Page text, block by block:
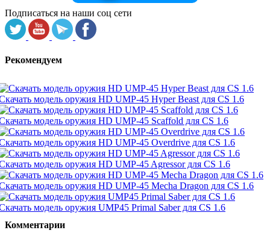
Подписаться на наши соц сети
Рекомендуем
модель оружия HD UMP-45 Hyper Beast для CS 1.6
модель оружия HD UMP-45 Scaffold для CS 1.6
модель оружия HD UMP-45 Overdrive для CS 1.6
модель оружия HD UMP-45 Agressor для CS 1.6
модель оружия HD UMP-45 Mecha Dragon для CS 1.6
модель оружия UMP45 Primal Saber для CS 1.6
Комментарии